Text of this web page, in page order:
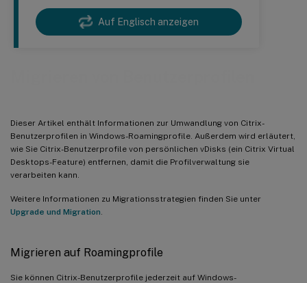
Auf Englisch anzeigen
Dieser Artikel enthält Informationen zur Umwandlung von Citrix-
Benutzerprofilen in Windows-Roamingprofile. Außerdem wird erläutert,
wie Sie Citrix-Benutzerprofile von persönlichen vDisks (ein Citrix Virtual
Desktops-Feature) entfernen, damit die Profilverwaltung sie
verarbeiten kann.
Weitere Informationen zu Migrationsstrategien finden Sie unter
Upgrade und Migration
Migrieren auf Roamingprofile
Sie können Citrix-Benutzerprofile jederzeit auf Windows-